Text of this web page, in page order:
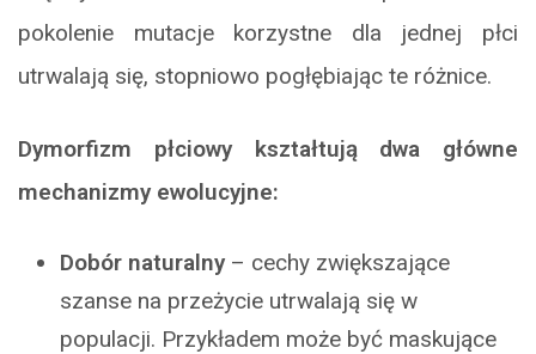
pokolenie mutacje korzystne dla jednej płci
utrwalają się, stopniowo pogłębiając te różnice.
Dymorfizm płciowy kształtują dwa główne
mechanizmy ewolucyjne:
Dobór naturalny– cechy zwiększające
szanse na przeżycie utrwalają się w
populacji. Przykładem może być maskujące